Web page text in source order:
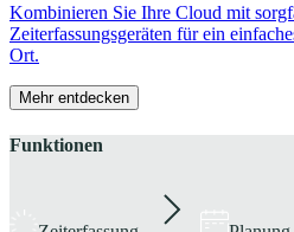
Kombinieren Sie Ihre Cloud mit
Zeiterfassungsgeräten für ein
Ort.
Mehr entdecken
Funktionen